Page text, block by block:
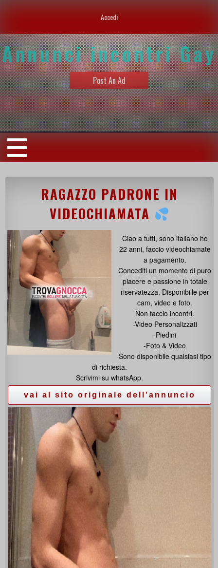
Accedi
Annunci incontri Gay
Post An Ad
RAGAZZO PADRONE IN
VIDEOCHIAMATA
Ciao a tutti, sono italiano ho
22 anni, faccio videochiamate
a pagamento.
Concediti un momento di puro
piacere e passione in totale
riservatezza. Disponibille per
cam, video e foto.
Non faccio incontri.
-Video Personalizzati
-Piedini
-Foto & Video
Sono disponibile qualsiasi tipo
di richiesta.
Scrivimi su whatsApp.